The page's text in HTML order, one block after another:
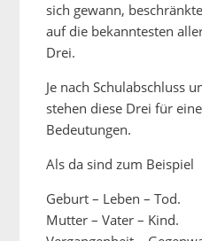
sich gewann,
auf die bekanntesten
Drei.
Je nach Schulabschluss
stehen diese Drei für
Bedeutungen.
Als da sind zum Beispiel
Geburt – Leben – Tod.
Mutter – Vater – Kind.